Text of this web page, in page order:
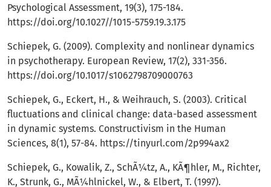
Psychological Assessment, 19(3), 175-184.
https://doi.org/10.1027//1015-5759.19.3.175
Schiepek, G. (2009). Complexity and nonlinear dynamics
in psychotherapy. European Review, 17(2), 331-356.
https://doi.org/10.1017/s1062798709000763
Schiepek, G., Eckert, H., & Weihrauch, S. (2003). Critical
fluctuations and clinical change: data-based assessment
in dynamic systems. Constructivism in the Human
Sciences, 8(1), 57-84. https://tinyurl.com/2p994ax2
Schiepek, G., Kowalik, Z., SchÃ¼tz, A., KÃ¶hler, M., Richter,
K., Strunk, G., MÃ¼hlnickel, W., & Elbert, T. (1997).